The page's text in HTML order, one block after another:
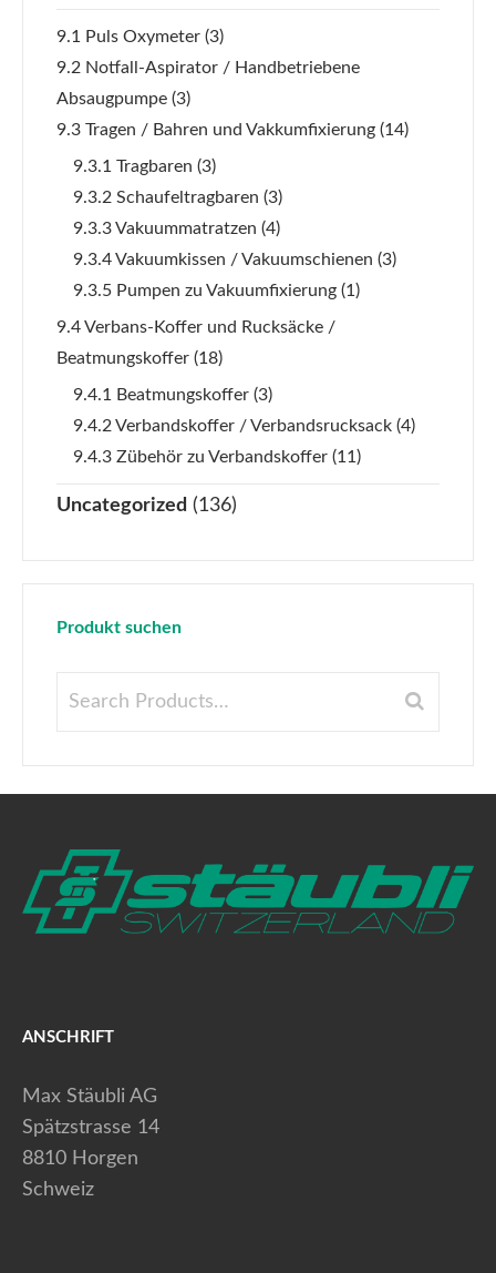
9.1 Puls Oxymeter (3)
9.2 Notfall-Aspirator / Handbetriebene
Absaugpumpe (3)
9.3 Tragen / Bahren und Vakkumfixierung (14)
9.3.1 Tragbaren (3)
9.3.2 Schaufeltragbaren (3)
9.3.3 Vakuummatratzen (4)
9.3.4 Vakuumkissen / Vakuumschienen (3)
9.3.5 Pumpen zu Vakuumfixierung (1)
9.4 Verbans-Koffer und Rucksäcke /
Beatmungskoffer (18)
9.4.1 Beatmungskoffer (3)
9.4.2 Verbandskoffer / Verbandsrucksack (4)
9.4.3 Zübehör zu Verbandskoffer (11)
Uncategorized (136)
Produkt suchen
ANSCHRIFT
Max Stäubli AG
Spätzstrasse 14
8810 Horgen
Schweiz